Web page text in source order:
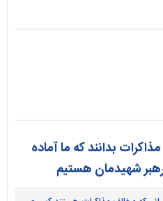
بدانند که ما آماده
شهیدمان هستیم